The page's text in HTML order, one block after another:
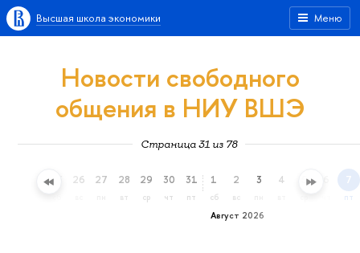
Меню
Высшая школа экономики
Новости свободного
общения в НИУ ВШЭ
Страница 31 из 78
25 26 27 28
вт
29
ср
30
чт
31
пт
Август 2026
1
сб
2
вс
3 4 5 7
пт